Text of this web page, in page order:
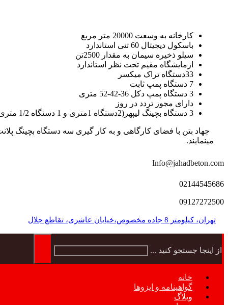
کارخانه به وسعت 20000 متر مربع
باسکول دیجیتال 60 تنی استاندارد
سیلو ذخیره سیمان به مقدار 2500تن
ازمایشگاه مقیم تحت نظر استاندارد
33دستگاه تراک میکسر
7 دستگاه پمپ ثابت
3 دستگاه پمپ دکل 36-42-52 متری
دارای مجوز تردد در روز
3 دستگاه بچینگ لیپهر(2دستگاه 1متری و 1 دستگاه 1/2 متری با توان تولید 150 متر مکعب در ساعت)
مینمایند.
Info@jahadbeton.com
02144545686
09127272500
تهران، کیلومتر 8 جاده مخصوص،خیابان عاشری، تقاطع جلال
از اینجا جستجو کنید ...
خانه
گواهینامه و ایزوها
وبلاگ